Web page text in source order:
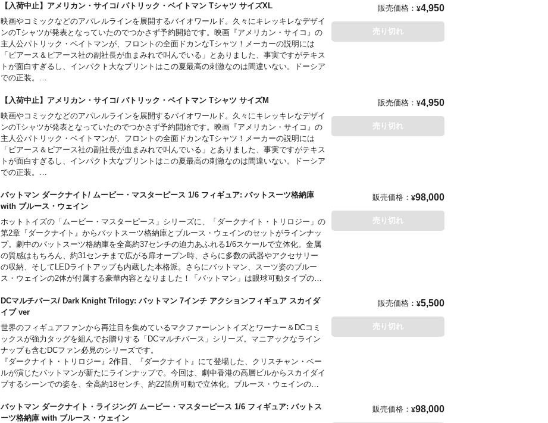
レトロポップな雰囲気が新たなるブームの予感を漂わせる3.75インチフィギュアシリーズ
「リ・アクション」を手掛けるレトロポップなデザイナーズアイテムを展開するメーカー「ス
ーパー7」。スタート当初、80年前後に企画され幻となってしまったフィギュアを復活させる
事をコンセプトにスタートしたリ・アクションシリーズ。現在はオールドフィギュアの風合い
をあえて残し、初立体化を含む様々なライセンスアイテムを現代に蘇らせている。まさにセン
スの光る"今"注目のメーカー。
【入荷中止】アメリカン・サイコ/ パトリック・ベイトマン Tシャツ サイズXL
映画やコミックなどのアパレルラインを展開するバイオワールド。久々にキレッキレなデザイ
ンのTシャツが発表となっていたのでつかさず予約開始です。映画『アメリカン・サイコ』の
主人公パトリック・ベイトマンが、フロントの全面ドカンなTシャツ！メーカーの説明には
「ピアース＆ピアース社の副社長が血まみれで叫んでいる」とありました、事実ですがテキス
トが面白すぎるし、インパクト大なプリントはこの夏最高の刺激なのは間違いない。ドーシア
での正装。
※この商品は入荷数の減数などによりご予約をキャンセル頂く場合や、分納での入荷となる場
合がございます。
販売価格： ¥4,950
売り切れ
【入荷中止】アメリカン・サイコ/ パトリック・ベイトマン Tシャツ サイズM
映画やコミックなどのアパレルラインを展開するバイオワールド。久々にキレッキレなデザイ
ンのTシャツが発表となっていたのでつかさず予約開始です。映画『アメリカン・サイコ』の
主人公パトリック・ベイトマンが、フロントの全面ドカンなTシャツ！メーカーの説明には
「ピアース＆ピアース社の副社長が血まみれで叫んでいる」とありました、事実ですがテキス
トが面白すぎるし、インパクト大なプリントはこの夏最高の刺激なのは間違いない。ドーシア
での正装。
※この商品は入荷数の減数などによりご予約をキャンセル頂く場合や、分納での入荷となる場
合がございます。
販売価格： ¥4,950
売り切れ
バットマン ダークナイト/ ムービー・マスターピース 1/6 フィギュア: バットスーツ格納庫
with ブルース・ウェイン
ホットトイズの「ムービー・マスターピース」シリーズに、「ダークナイト・トリロジー」の
第2章『ダークナイト』からバットスーツ格納庫とブルース・ウェインのセットがラインナッ
プ。劇中のバットスーツ格納庫を全高約37センチの迫力あふれる1/6スケールで立体化。金属
の質感はもちろん、約31センチまで広がる扉オープン時、さらに多数の武器やアクセサリー
の収納、そしてLEDライトアップも内蔵した本格派。さらにバットマン、スーツ姿のブルー
ス・ウェインの2体が付属する豪華内容となりました！「バットマン」は眼球可動タイプの頭
アップデートされたスーツは、質感やディテールまで追及し、多彩なアクセサリーと共にさま
ざまなポージングに対応。ストライプ柄のスーツを着た「ブルース・ウェイン」でも眼球可動
の頭部を採用。演じるクリスチャン・ベールの雰囲気そのままを再現した造型＆塗装は必見で
す。「バットマン」に「ブルース・ウェイン」頭部を装着可能な点も見逃せません！
販売価格： ¥98,000
売り切れ
DCマルチバース/ Dark Knight Trilogy: バットマン 7インチ アクションフィギュア スカイダ
イブ ver
世界のフィギュアファンから再注目を集めているマクファーレントイズとワーナー＆DCコミ
ックスが強力タッグを組んでお贈りする「DCマルチバース」シリーズ。マニアックなライン
ナップも含むDCファン必見のシリーズです。
『ダークナイト・トリロジー』2作目、『ダークナイト』にて登場した、クリスチャン・ベー
ルが演じたバットマンが新たにラインナップで。今回は、劇中香港の高層ビルからスカイダイ
ブするシーンでの姿を、全高約18センチ、約22箇所可動で立体化。ブルース・ウェインの素
に加え、背中に取り付けられるフライト・パックが付属します。
販売価格： ¥5,500
売り切れ
バットマン ダークナイト・ライジング/ ムービー・マスターピース 1/6 フィギュア: バットス
ーツ格納庫 with ブルース・ウェイン
販売価格： ¥98,000